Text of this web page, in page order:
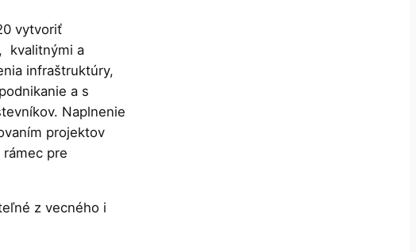
vytvoriť
kvalitnými a
infraštruktúry,
a s
Naplnenie
projektov
pre
z vecného i